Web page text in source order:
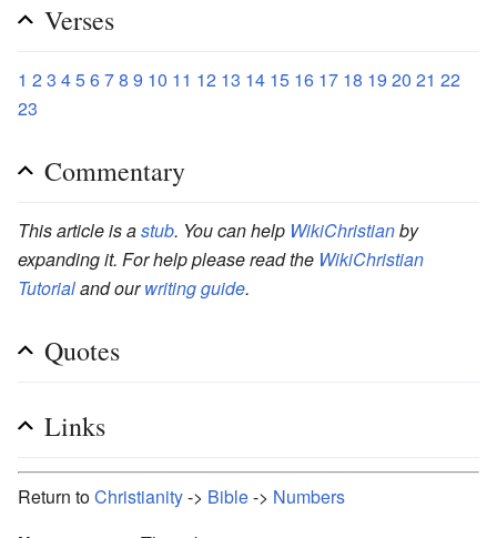
Verses
1 23 45678 9 10 11 12 13 14 15 16 17 18 19 20 21 22
23
Commentary
This article is astub. You can help WikiChristianby
expanding it. For help please read the WikiChristian
Tutorialand ourwriting guide.
Quotes
Links
Return toChristianity-> Bible-> Numbers